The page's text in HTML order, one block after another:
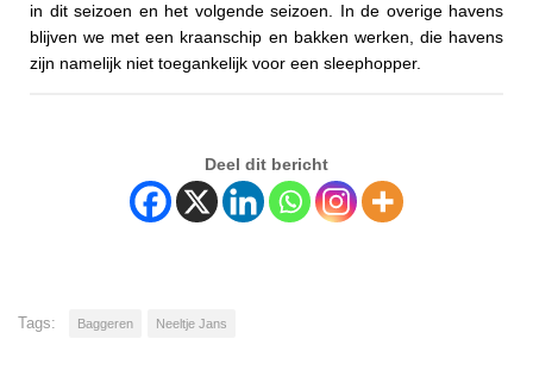
in dit seizoen en het volgende seizoen. In de overige havens
blijven we met een kraanschip en bakken werken, die havens
zijn namelijk niet toegankelijk voor een sleephopper.
Deel dit bericht
Tags: Baggeren Neeltje Jans